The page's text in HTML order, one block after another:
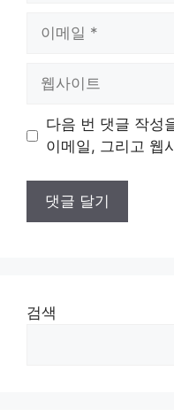
트
다음 번 댓글 작성
이메일, 그리고 웹
검색